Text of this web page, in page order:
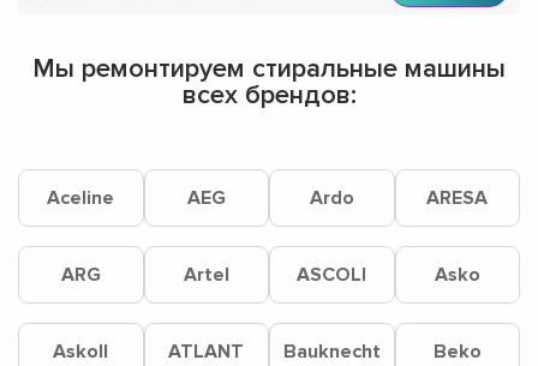
Мы ремонтируем стиральные машины
всех брендов:
Aceline AEG Ardo ARESA
ARG Artel ASCOLI Asko
Askoll ATLANT Bauknecht Beko